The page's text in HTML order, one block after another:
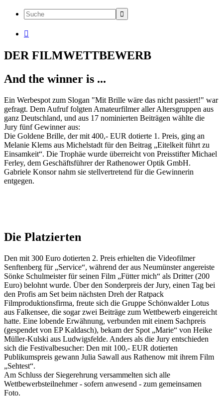

DER FILMWETTBEWERB
And the winner is ...
Ein Werbespot zum Slogan "Mit Brille wäre das nicht passiert!" war
gefragt. Dem Aufruf folgten Amateurfilmer aller Altersgruppen aus
ganz Deutschland, und aus 17 nominierten Beiträgen wählte die
Jury fünf Gewinner aus:
Die Goldene Brille, der mit 400,- EUR dotierte 1. Preis, ging an
Melanie Klems aus Michelstadt für den Beitrag „Eitelkeit führt zu
Einsamkeit“. Die Trophäe wurde überreicht von Preisstifter Michael
Ferley, dem Geschäftsführer der Rathenower Optik GmbH.
Gabriele Konsor nahm sie stellvertretend für die Gewinnerin
entgegen.
Die Platzierten
Den mit 300 Euro dotierten 2. Preis erhielten die Videofilmer
Senftenberg für „Service“, während der aus Neumünster angereiste
Sönke Schulmeister für seinen Film „Fütter mich“ als Dritter (200
Euro) belohnt wurde. Über den Sonderpreis der Jury, einen Tag bei
den Profis am Set beim nächsten Dreh der Ratpack
Filmproduktionsfirma, freute sich die Gruppe Schönwalder Lotus
aus Falkensee, die sogar zwei Beiträge zum Wettbewerb eingereicht
hatte. Eine lobende Erwähnung, verbunden mit einem Sachpreis
(gespendet von EP Kaldasch), bekam der Spot „Marie“ von Heike
Müller-Kulski aus Ludwigsfelde. Anders als die Jury entschieden
sich die Festivalbesucher: Den mit 100,- EUR dotierten
Publikumspreis gewann Julia Sawall aus Rathenow mit ihrem Film
„Sehtest“.
Am Schluss der Siegerehrung versammelten sich alle
Wettbewerbsteilnehmer - sofern anwesend - zum gemeinsamen
Foto.